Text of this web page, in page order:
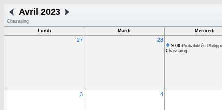
Avril 2023
Chassaing
Lundi
Mardi Mercredi
27 28
9:00 Probabilités
Chassaing
3 4